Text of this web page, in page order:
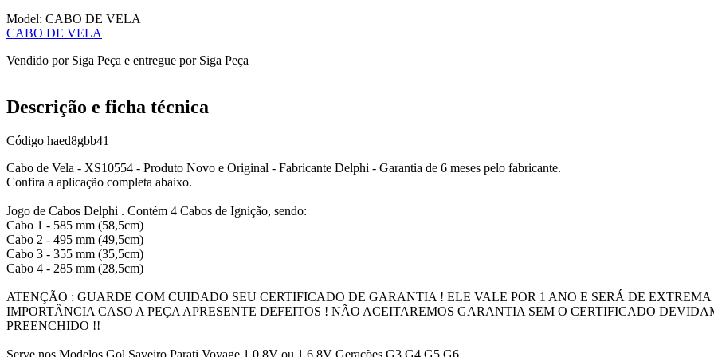
Model: CABO DE VELA
CABO DE VELA
Vendido por Siga Peça e entregue por Siga Peça
Descrição e ficha técnica
Código haed8gbb41
Cabo de Vela - XS10554 - Produto Novo e Original - Fabricante Delphi - Garantia de 6 meses pelo fabricante.
Confira a aplicação completa abaixo.
Jogo de Cabos Delphi . Contém 4 Cabos de Ignição, sendo:
Cabo 1 - 585 mm (58,5cm)
Cabo 2 - 495 mm (49,5cm)
Cabo 3 - 355 mm (35,5cm)
Cabo 4 - 285 mm (28,5cm)
ATENÇÃO : GUARDE COM CUIDADO SEU CERTIFICADO DE GARANTIA ! ELE VALE POR 1 ANO E SERÁ DE EXTREMA
IMPORTÂNCIA CASO A PEÇA APRESENTE DEFEITOS ! NÃO ACEITAREMOS GARANTIA SEM O CERTIFICADO
PREENCHIDO !!
Serve nos Modelos Gol Saveiro Parati Voyage 1.0 8V ou 1.6 8V Gerações G3 G4 G5 G6